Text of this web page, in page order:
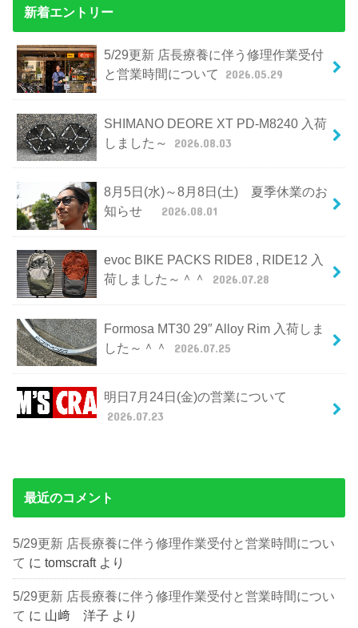
新着エントリー
5/29更新 店長療養に伴う修理作業受付
と営業時間について
2026.05.29
SHIMANO DEORE XT PD-M8240 入荷
しました～
2026.08.03
8月5日(水)～8月8日(土) 夏季休業のお
知らせ
2026.08.01
evoc BIKE PACKS RIDE8 , RIDE12 入
荷しました～＾＾
2026.07.28
Formosa MT30 29″ Alloy Rim 入荷しま
した～＾＾
2026.07.25
明日7月24日(金)の営業について
2026.07.23
最近のコメント
5/29更新 店長療養に伴う修理作業受付と営業時間につい
て にtomscraftより
5/29更新 店長療養に伴う修理作業受付と営業時間につい
て に 山﨑 洋子 より